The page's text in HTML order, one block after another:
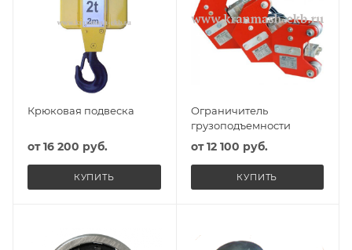
Крюковая подвеска
от16 200 руб.
КУПИТЬ
Ограничитель
грузоподъемности
от12 100 руб.
КУПИТЬ